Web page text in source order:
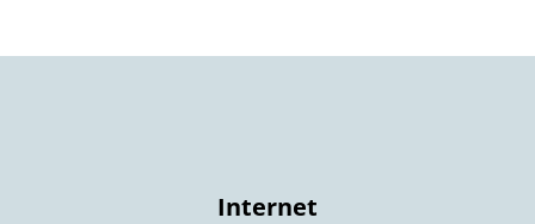
Internet